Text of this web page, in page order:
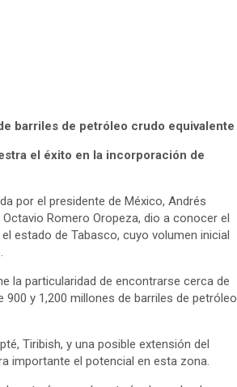
barriles de petróleo crudo equivalente
el éxito en la incorporación de
por el presidente de México, Andrés
Romero Oropeza, dio a conocer el
estado de Tabasco, cuyo volumen inicial
la particularidad de encontrarse cerca de
y 1,200 millones de barriles de petróleo
Tiribish, y una posible extensión del
importante el potencial en esta zona.